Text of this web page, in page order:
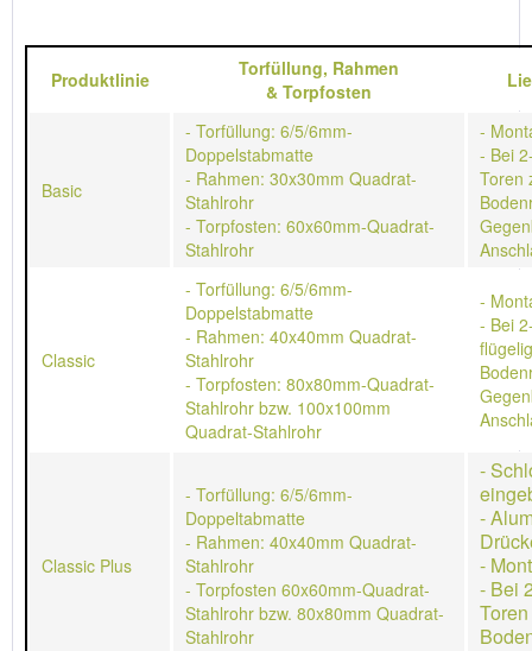
Produktlinie Torfüllung, Rahmen
& Torpfosten
Basic
- Torfüllung: 6/5/6mm-
Doppelstabmatte
- Rahmen: 30x30mm Quadrat-
Stahlrohr
- Torpfosten: 60x60mm-Quadrat-
Stahlrohr
-
- Bei
Toren
Classic
- Torfüllung: 6/5/6mm-
Doppelstabmatte
- Rahmen: 40x40mm Quadrat-
Stahlrohr
- Torpfosten: 80x80mm-Quadrat-
Stahlrohr bzw. 100x100mm
Quadrat-Stahlrohr
-
- Bei
Classic Plus
- Torfüllung: 6/5/6mm-
Doppeltabmatte
- Rahmen: 40x40mm Quadrat-
Stahlrohr
- Torpfosten 60x60mm-Quadrat-
Stahlrohr bzw. 80x80mm Quadrat-
Stahlrohr
-
-
-
- Bei